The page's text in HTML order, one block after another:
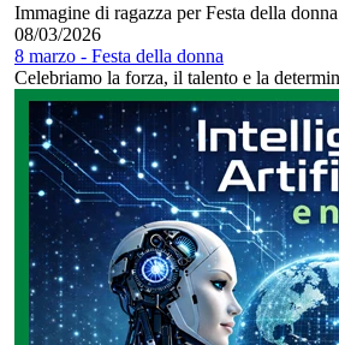
Immagine di ragazza per Festa della
08/03/2026
8 marzo - Festa della donna
Celebriamo la forza, il talento e la